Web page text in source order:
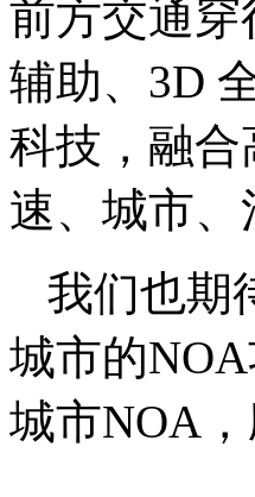
前方交通穿
辅助、3D
科技，融
速、城市
我们也期
城市的
城市NOA